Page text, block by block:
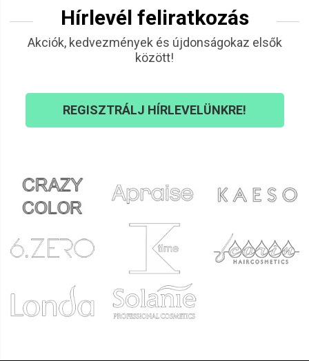
Hírlevél feliratkozás
Akciók, kedvezmények és újdonságokaz elsők
között!
REGISZTRÁLJ HÍRLEVELÜNKRE!